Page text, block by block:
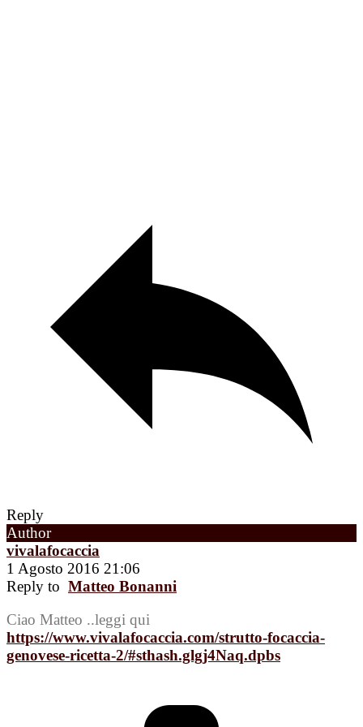
Reply
Author
vivalafocaccia
1 Agosto 2016 21:06
Reply to Matteo Bonanni
Ciao Matteo ..leggi qui
https://www.vivalafocaccia.com/strutto-focaccia-
genovese-ricetta-2/#sthash.glgj4Naq.dpbs